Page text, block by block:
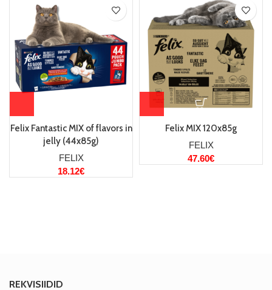
Felix Fantastic MIX of flavors in
jelly (44x85g)
FELIX
18.12€
Felix MIX 120x85g
FELIX
47.60€
REKVISIIDID